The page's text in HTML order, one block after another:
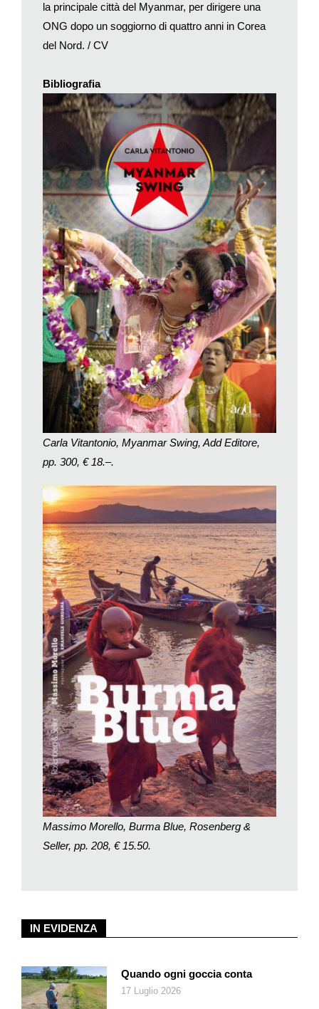
non gravemente) e contagiare gli altri.
In questo e in altri casi un nuovo codice di condotta del
viaggiatore in tempo di epidemia sta faticosamente prendendo
di partenza. Invece di attendere un’improbabile bonaccia,
dovremo imparare a convivere con le novità. Nel caso del
Covid questo comporta viaggiare con molto buon senso,
vaccinandoci senza esitazioni, accettando qualche fastidio
burocratico senza troppe lamentele e scegliendo mete dove la
situazione sanitaria è simile a quella del nostro Paese.
E tuttavia il nostro tempo non richiede solo limitazioni e
adattamenti. Ci sono anche opportunità di nuove scoperte. Per
esempio, avete mai sentito parlare di Viljandi? Secondo il
«New York Times» dovreste andarci. La piccola cittadina nel
sud dell’Estonia, non distante dal confine con la Lettonia, non
sarà conosciuta come la capitale Tallin, anzi è decisamente
fuori dalle vie battute (ottimo in tempo di Covid), ma offre le
rovine di un castello del IX secolo, i bagni nel vicino lago,
piacevoli locali, cucinafusione una vivace programmazione
musicale estiva. Quante altre Viljandi ci sono al mondo? E se
ricominciassimo da qui?
IN EVIDENZA
Quando ogni goccia conta
17 Luglio 2026
la principale città del Myanmar, per dirigere una
ONG dopo un soggiorno di quattro anni in Corea
del Nord. / CV
Bibliografia
Carla Vitantonio, Myanmar Swing, Add Editore,
pp. 300, € 18.–.
Massimo Morello, Burma Blue, Rosenberg &
Seller, pp. 208, € 15.50.